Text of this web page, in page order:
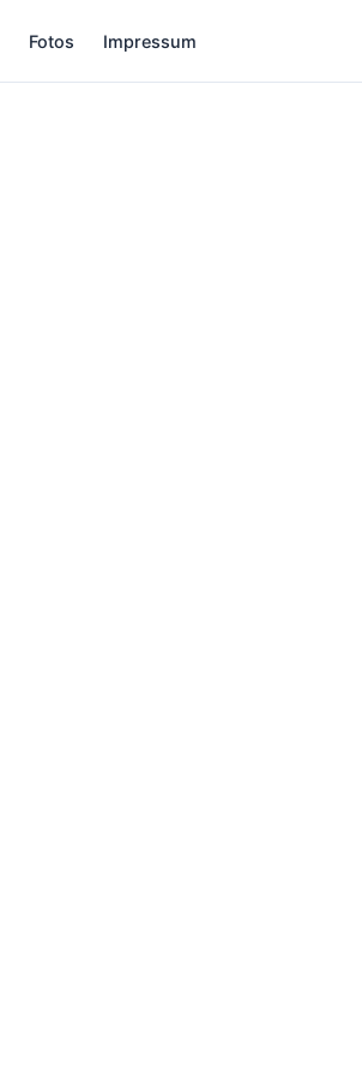
Fotos Impressum